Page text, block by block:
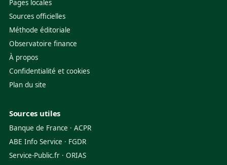
Pages locales
Sources officielles
Méthode éditoriale
Observatoire finance
À propos
Confidentialité et cookies
Plan du site
Sources utiles
Banque de France · ACPR
ABE Info Service · FGDR
Service-Public.fr · ORIAS